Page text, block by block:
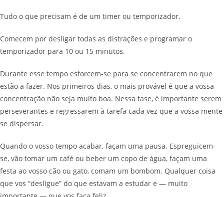
Tudo o que precisam é de um timer ou temporizador.
Comecem por desligar todas as distrações e programar o
temporizador para 10 ou 15 minutos.
Durante esse tempo esforcem-se para se concentrarem no que
estão a fazer. Nos primeiros dias, o mais provável é que a vossa
concentração não seja muito boa. Nessa fase, é importante serem
perseverantes e regressarem à tarefa cada vez que a vossa mente
se dispersar.
Quando o vosso tempo acabar, façam uma pausa. Espreguicem-
se, vão tomar um café ou beber um copo de água, façam uma
festa ao vosso cão ou gato, comam um bombom. Qualquer coisa
que vos “desligue” do que estavam a estudar e — muito